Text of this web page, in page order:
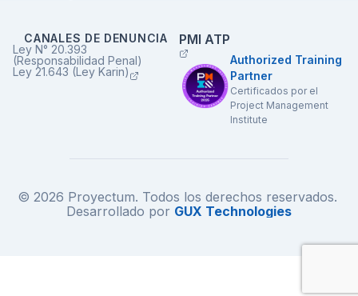
CANALES DE DENUNCIA
Ley N° 20.393
(Responsabilidad Penal)
Ley 21.643 (Ley Karin)
PMI ATP
Authorized Training
Partner
Certificados por el
Project Management
Institute
© 2026 Proyectum. Todos los derechos reservados.
Desarrollado por GUX Technologies